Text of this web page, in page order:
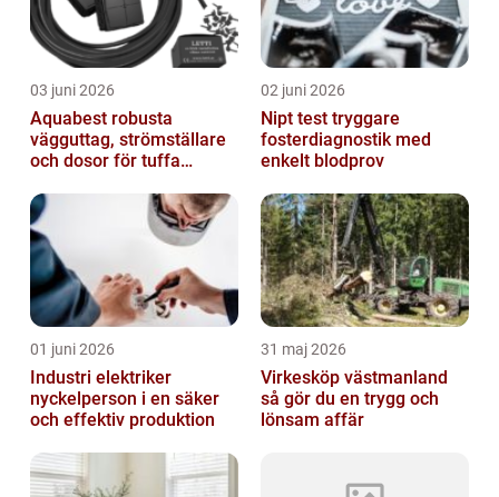
03 juni 2026
Aquabest robusta
vägguttag, strömställare
och dosor för tuffa
02 juni 2026
Nipt test tryggare
fosterdiagnostik med
enkelt blodprov
01 juni 2026
Industri elektriker
nyckelperson i en säker
och effektiv produktion
31 maj 2026
Virkesköp västmanland
så gör du en trygg och
lönsam affär